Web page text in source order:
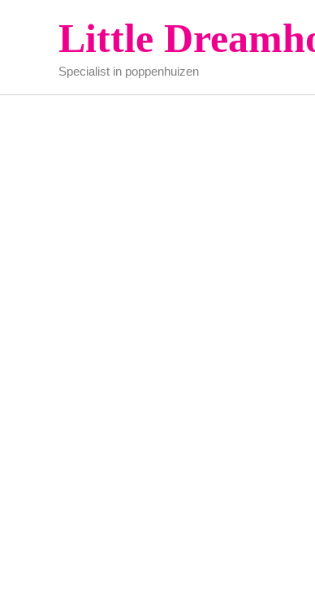
Little
Specialist in poppenhuizen